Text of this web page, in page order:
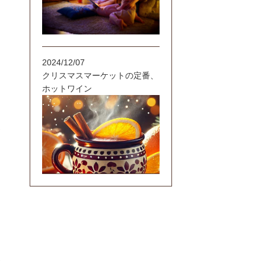
2024/12/07
クリスマスマーケットの定番、
ホットワイン